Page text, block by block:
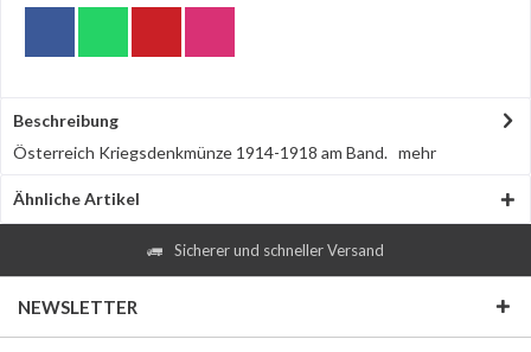
Beschreibung
Österreich Kriegsdenkmünze 1914-1918 am Band. mehr
Ähnliche Artikel
Sicherer und schneller Versand
NEWSLETTER